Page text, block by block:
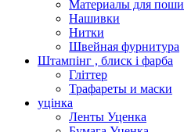
Материалы для
Нашивки
Нитки
Швейная фурнитура
Штампінг , блиск і фарба
Гліттер
Трафареты и маски
уцінка
Ленты Уценка